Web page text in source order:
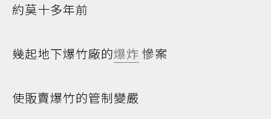
約莫十多年前
幾起地下爆竹廠的爆炸 慘案
使販賣爆竹的管制變嚴